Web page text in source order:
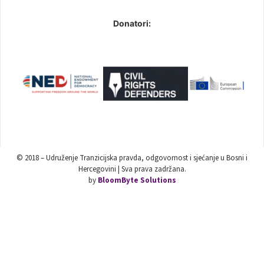
Donatori:
© 2018 – Udruženje Tranzicijska pravda, odgovornost i sjećanje u Bosni i
Hercegovini | Sva prava zadržana.
by BloomByte Solutions